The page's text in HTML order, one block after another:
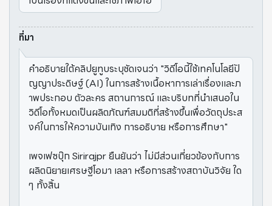
ที่มา
คำอธิบายใต้คลิปยูทูบระบุชัดเจนว่า "วิดีโอนี้ใช้เทคโนโลยีปั
ญญาประดิษฐ์ (AI) ในการสร้างเนื้อหาการเล่าเรื่องและภ
าพประกอบ ตัวละคร สถานการณ์ และบริบทที่นำเสนอใน
วิดีโอทั้งหมดเป็นผลิตภัณฑ์สมมติที่สร้างขึ้นเพื่อวัตถุประส
งค์ในการให้ความบันเทิง การอธิบาย หรือการศึกษา"
เพจเฟซบุ๊ก Sirirajpr ยืนยันว่า ไม่มีส่วนเกี่ยวข้องกับการ
ผลิตนิยายเศรษฐีโอมา เลลา หรือการสร้างสถาบันวิจัย ใด
ๆ ทั้งสิ้น